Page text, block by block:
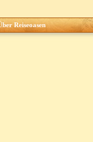
Reiseoasen